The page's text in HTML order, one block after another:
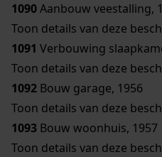
1090Aanbouw veestalling,
Toon details van deze
1091 Verbouwing
Toon details van deze
1092 Bouw garage, 1956
Toon details van deze
1093 Bouw woonhuis, 1957
Toon details van deze